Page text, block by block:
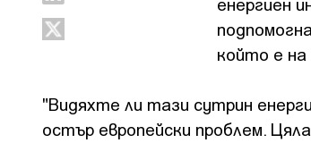
който е на
"Видяхте ли тази сутрин
остър европейски проблем.